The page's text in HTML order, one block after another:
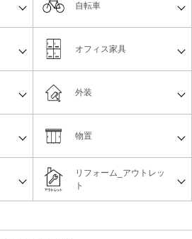
自転車
オフィス家具
リフォーム_アウトレッ
ト
物置
外装